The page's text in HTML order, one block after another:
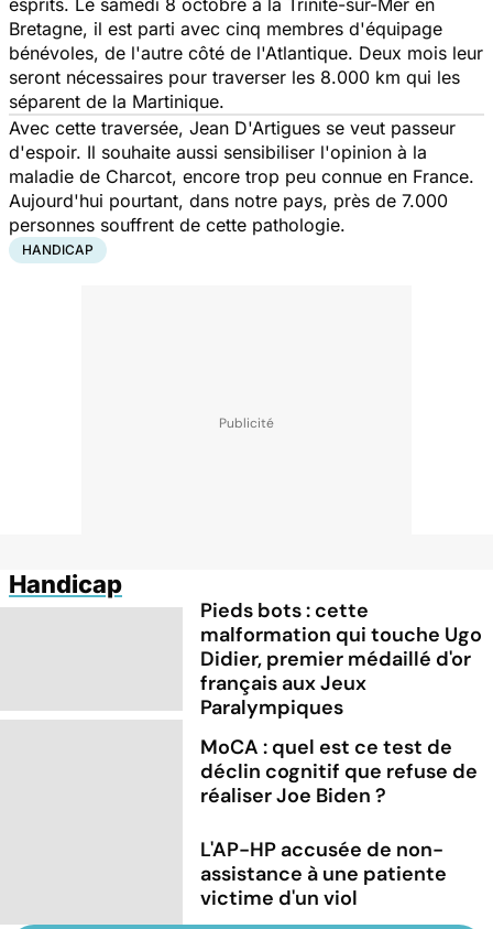
Bretagne, il est parti avec cinq membres d'équipage
bénévoles, de l'autre côté de l'Atlantique. Deux mois leur
seront nécessaires pour traverser les 8.000 km qui les
séparent de la Martinique.
Avec cette traversée, Jean D'Artigues se veut passeur
d'espoir. Il souhaite aussi sensibiliser l'opinion à la
maladie de Charcot, encore trop peu connue en France.
Aujourd'hui pourtant, dans notre pays, près de 7.000
personnes souffrent de cette pathologie.
HANDICAP
Handicap
Pieds bots : cette
malformation qui touche Ugo
Didier, premier médaillé d'or
français aux Jeux
Paralympiques
MoCA : quel est ce test de
déclin cognitif que refuse de
réaliser Joe Biden ?
L'AP-HP accusée de non-
assistance à une patiente
victime d'un viol